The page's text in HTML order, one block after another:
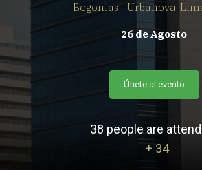
Begonias - Urbanova,
26 de Agosto
Únete al evento
38 people are
+ 34